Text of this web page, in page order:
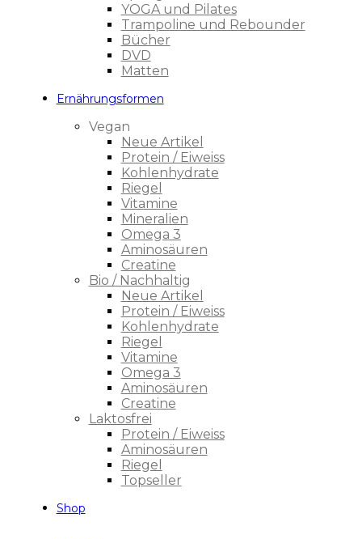
YOGA und Pilates
Trampoline und Rebounder
Bücher
DVD
Matten
Ernährungsformen
Vegan
Neue Artikel
Protein / Eiweiss
Kohlenhydrate
Riegel
Vitamine
Mineralien
Omega 3
Aminosäuren
Creatine
Bio / Nachhaltig
Neue Artikel
Protein / Eiweiss
Kohlenhydrate
Riegel
Vitamine
Omega 3
Aminosäuren
Creatine
Laktosfrei
Protein / Eiweiss
Aminosäuren
Riegel
Topseller
Shop